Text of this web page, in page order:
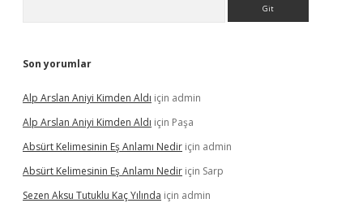
Son yorumlar
Alp Arslan Aniyi Kimden Aldı için admin
Alp Arslan Aniyi Kimden Aldı için Paşa
Absürt Kelimesinin Eş Anlamı Nedir için admin
Absürt Kelimesinin Eş Anlamı Nedir için Sarp
Sezen Aksu Tutuklu Kaç Yılında için admin